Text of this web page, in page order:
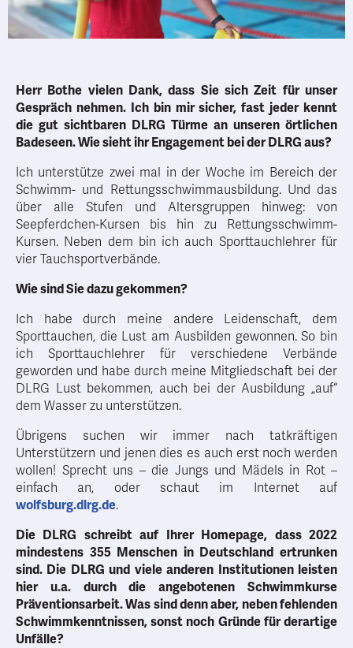
Herr Bothe vielen Dank, dass Sie sich Zeit für unser
Gespräch nehmen. Ich bin mir sicher, fast jeder kennt
die gut sichtbaren DLRG Türme an unseren örtlichen
Badeseen. Wie sieht ihr Engagement bei der DLRG aus?
Ich unterstütze zwei mal in der Woche im Bereich der
Schwimm- und Rettungsschwimmausbildung. Und das
über alle Stufen und Altersgruppen hinweg: von
Seepferdchen-Kursen bis hin zu Rettungsschwimm-
Kursen. Neben dem bin ich auch Sporttauchlehrer für
vier Tauchsportverbände.
Wie sind Sie dazu gekommen?
Ich habe durch meine andere Leidenschaft, dem
Sporttauchen, die Lust am Ausbilden gewonnen. So bin
ich Sporttauchlehrer für verschiedene Verbände
geworden und habe durch meine Mitgliedschaft bei der
DLRG Lust bekommen, auch bei der Ausbildung „auf“
dem Wasser zu unterstützen.
Übrigens suchen wir immer nach tatkräftigen
Unterstützern und jenen dies es auch erst noch werden
wollen! Sprecht uns – die Jungs und Mädels in Rot –
einfach an, oder schaut im Internet auf
wolfsburg.dlrg.de.
Die DLRG schreibt auf Ihrer Homepage, dass 2022
mindestens 355 Menschen in Deutschland ertrunken
sind. Die DLRG und viele anderen Institutionen leisten
hier u.a. durch die angebotenen Schwimmkurse
Präventionsarbeit. Was sind denn aber, neben fehlenden
Schwimmkenntnissen, sonst noch Gründe für derartige
Unfälle?